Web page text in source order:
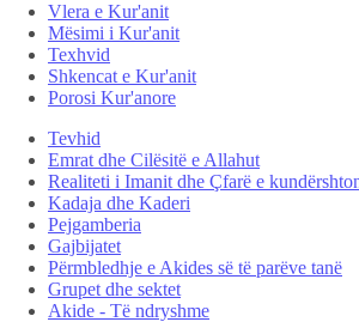
Vlera e Kur'anit
Mësimi i Kur'anit
Texhvid
Shkencat e Kur'anit
Porosi Kur'anore
Tevhid
Emrat dhe Cilësitë e Allahut
Realiteti i Imanit dhe Çfarë e
Kadaja dhe Kaderi
Pejgamberia
Gajbijatet
Përmbledhje e Akides së të parëve tanë
Grupet dhe sektet
Akide - Të ndryshme